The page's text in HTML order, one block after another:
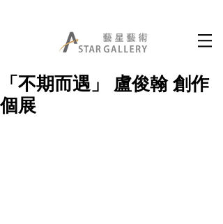
「不期而遇」 盧俊翰 創作
個展